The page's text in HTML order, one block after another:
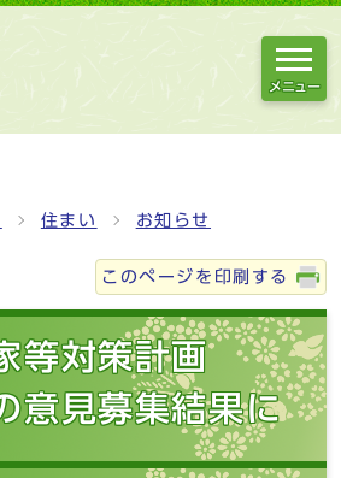
メニュー
住まい お知らせ
このページを印刷する
等対策計画
意見募集結果に